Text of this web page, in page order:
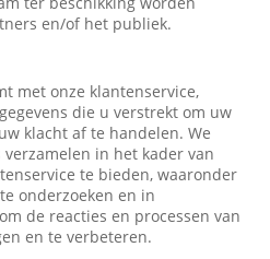
en/of het publiek.
met onze klantenservice,
die u verstrekt om uw
klacht af te handelen. We
in het kader van
te bieden, waaronder
onderzoeken en in
de reacties en processen van
en te verbeteren.